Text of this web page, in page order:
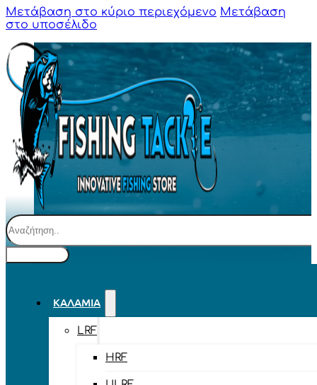
Μετάβαση στο κύριο περιεχόμενο Μετάβαση
στο υποσέλιδο
Αναζήτηση
ΚΑΛΆΜΙΑ
LRF
HRF